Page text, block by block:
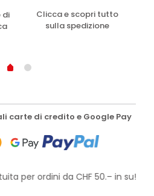
di
Clicca e scopri tutto
sulla spedizione
carte di credito e Google Pay
per ordini da CHF 50.– in su!